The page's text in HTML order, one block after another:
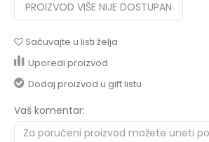
PROIZVOD VIŠE NIJE DOSTUPAN
Sačuvajte u listi želja
Uporedi proizvod
Dodaj proizvod u gift listu
Vaš komentar: